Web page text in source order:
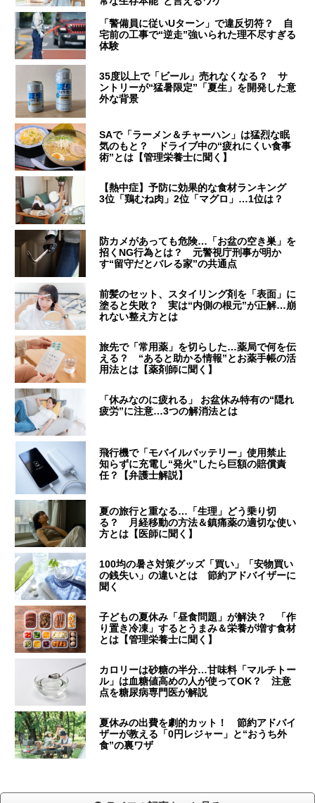
「警備員に従いUターン」で違反切符？ 自
宅前の工事で“逆走”強いられた理不尽すぎる
体験
35度以上で「ビール」売れなくなる？ サ
ントリーが“猛暑限定”「夏生」を開発した意
外な背景
SAで「ラーメン＆チャーハン」は猛烈な眠
気のもと？ ドライブ中の“疲れにくい食事
術”とは【管理栄養士に聞く】
【熱中症】予防に効果的な食材ランキング
3位「鶏むね肉」2位「マグロ」…1位は？
防カメがあっても危険…「お盆の空き巣」を
招くNG行為とは？ 元警視庁刑事が明か
す“留守だとバレる家”の共通点
前髪のセット、スタイリング剤を「表面」に
塗ると失敗？ 実は“内側の根元”が正解…崩
れない整え方とは
旅先で「常用薬」を切らした…薬局で何を伝
える？ “あると助かる情報”とお薬手帳の活
用法とは【薬剤師に聞く】
「休みなのに疲れる」 お盆休み特有の“隠れ
疲労”に注意…3つの解消法とは
飛行機で「モバイルバッテリー」使用禁止
知らずに充電し“発火”したら巨額の賠償責
任？【弁護士解説】
夏の旅行と重なる…「生理」どう乗り切
る？ 月経移動の方法＆鎮痛薬の適切な使い
方とは【医師に聞く】
100均の暑さ対策グッズ「買い」「安物買い
の銭失い」の違いとは 節約アドバイザーに
聞く
子どもの夏休み「昼食問題」が解決？ 「作
り置き冷凍」するとうまみ＆栄養が増す食材
とは【管理栄養士に聞く】
カロリーは砂糖の半分…甘味料「マルチトー
ル」は血糖値高めの人が使ってOK？ 注意
点を糖尿病専門医が解説
夏休みの出費を劇的カット！ 節約アドバイ
ザーが教える「0円レジャー」と“おうち外
食”の裏ワザ